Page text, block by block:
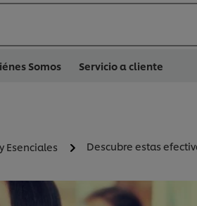
Somos Servicio a cliente
Esenciales Descubre estas